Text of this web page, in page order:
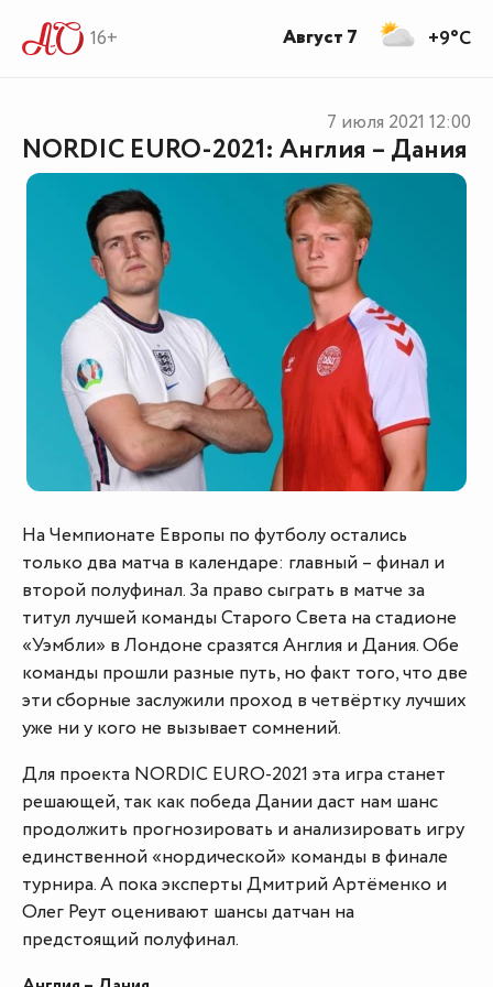
16+
NORDIC EURO-2021: Англия – Дания
7 июля 2021 12:00
На Чемпионате Европы по футболу остались
только два матча в календаре: главный – финал и
второй полуфинал. За право сыграть в матче за
титул лучшей команды Старого Света на стадионе
«Уэмбли» в Лондоне сразятся Англия и Дания. Обе
команды прошли разные путь, но факт того, что две
эти сборные заслужили проход в четвёртку лучших
уже ни у кого не вызывает сомнений.
Для проекта NORDIC EURO-2021 эта игра станет
решающей, так как победа Дании даст нам шанс
продолжить прогнозировать и анализировать игру
единственной «нордической» команды в финале
турнира. А пока эксперты Дмитрий Артёменко и
Олег Реут оценивают шансы датчан на
предстоящий полуфинал.
+9°C
Август 7